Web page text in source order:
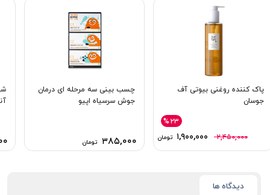
پاک کننده روغنی بیوتی آف
جوسان
۲,۴۵۰,۰۰۰ ۱,۹۰۰,۰۰۰ تومان
%۲۳
چسب بینی سه مرحله ای درمان
جوش سرسیاه اپیو
۳۸۵,۰۰۰ تومان
دیدگاه ها